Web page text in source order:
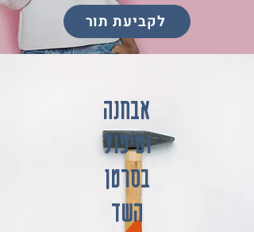
לקביעת תור
אבחנה
וטיפול
בסרטן
השד